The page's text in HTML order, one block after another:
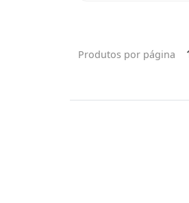
Produtos por página